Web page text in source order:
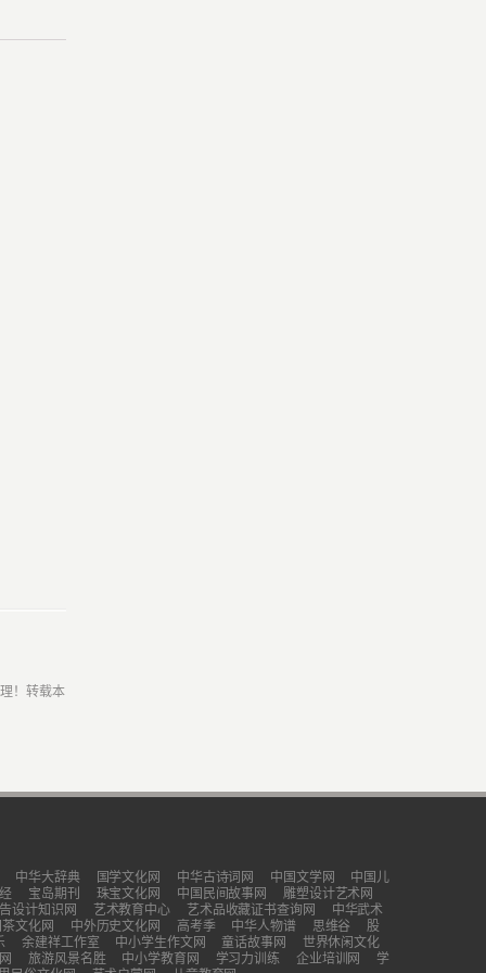
！转载本
中华大辞典 国学文化网 中华古诗词网 中国文学网
中国儿
宝岛期刊 珠宝文化网 中国民间故事网
雕塑设计艺术网
设计知识网 艺术教育中心 艺术品收藏证书查询网
中华武术
茶文化网 中外历史文化网 高考季 中华人物谱 思维谷
股
余建祥工作室 中小学生作文网 童话故事网
世界休闲文化
旅游风景名胜 中小学教育网 学习力训练 企业培训网
学